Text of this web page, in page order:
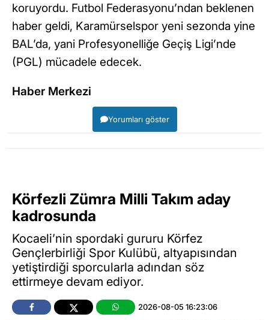
koruyordu. Futbol Federasyonu’ndan beklenen
haber geldi, Karamürselspor yeni sezonda yine
BAL’da, yani Profesyonelliğe Geçiş Ligi’nde
(PGL) mücadele edecek.
Haber Merkezi
Yorumları göster
Körfezli Zümra Milli Takım aday
kadrosunda
Kocaeli’nin spordaki gururu Körfez
Gençlerbirliği Spor Kulübü, altyapısından
yetiştirdiği sporcularla adından söz
ettirmeye devam ediyor.
2026-08-05 16:23:06